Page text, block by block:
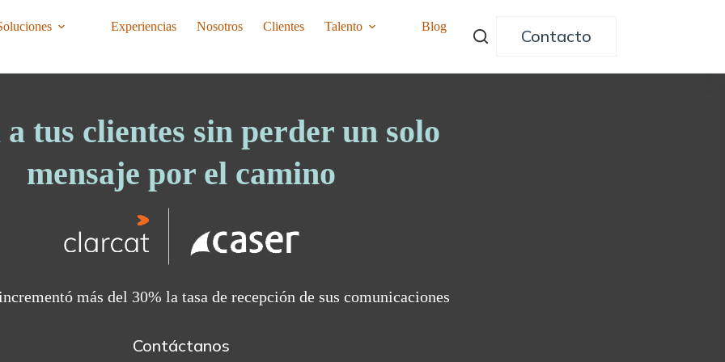
Experiencias Nosotros Clientes Talento Blog Contacto
tus clientes sin perder un solo
mensaje por el camino
más del 30% la tasa de recepción de sus comunicaciones
Contáctanos